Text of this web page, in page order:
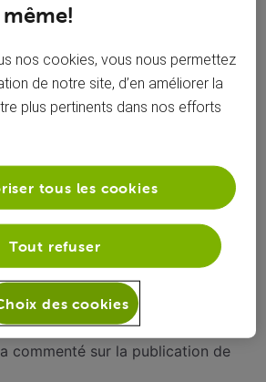
a posté une question
2022
gsm
pack trio avec contrat jusque juin car
service. ma question est, est ce que
pour les gsm sans devoir
pour la tv reçue en cadeau??? merci
0
a commenté sur la publication de
même!
nos cookies, vous nous permettez
de notre site, d’en améliorer la
plus pertinents dans nos efforts
Tout refuser
tous les cookies
des cookies